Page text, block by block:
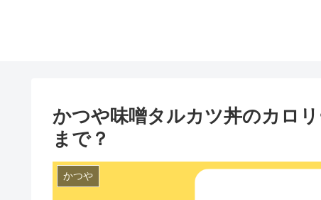
かつや味噌タルカツ丼のカロ
まで？
かつや